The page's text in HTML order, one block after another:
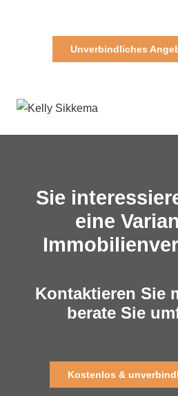
Unverbindliches
Sie
eine
Kontaktieren Sie
berate Sie
Kostenlos &